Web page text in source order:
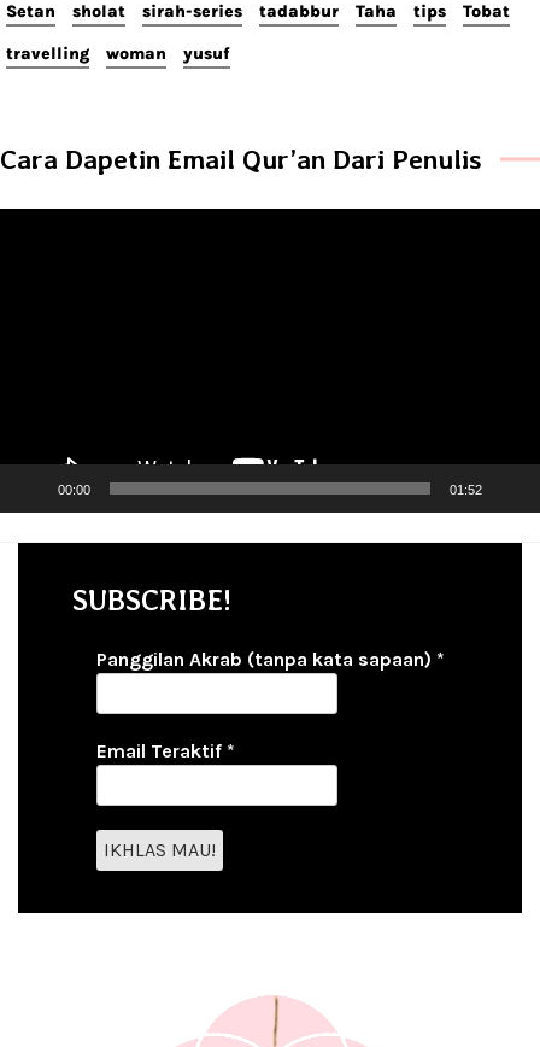
Setan sholat sirah-series tadabbur Taha tips Tobat
travelling woman yusuf
Cara Dapetin Email Qur’an Dari Penulis
00:00 01:52
SUBSCRIBE!
Panggilan Akrab (tanpa kata sapaan) *
Email Teraktif *